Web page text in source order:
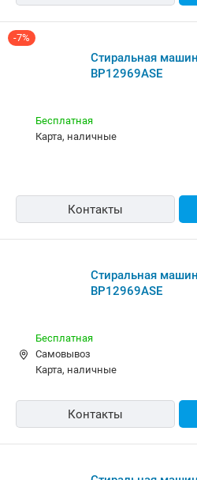
-7%
Стиральная
BP12969ASE
Бесплатная
карта, наличные
Контакты
Стиральная
BP12969ASE
Бесплатная
Самовывоз
карта, наличные
Контакты